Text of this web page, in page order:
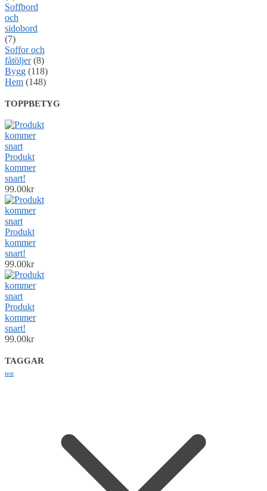
Soffbord
och
sidobord
(7)
Soffor och
fåtöljer (8)
Bygg (118)
Hem (148)
TOPPBETYG
Produkt
kommer
snart!
99.00kr
Produkt
kommer
snart!
99.00kr
Produkt
kommer
snart!
99.00kr
TAGGAR
test